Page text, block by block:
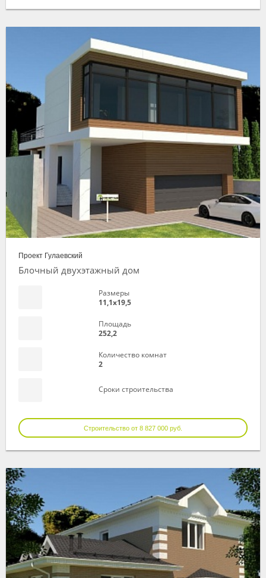
Проект Гулаевский
Блочный двухэтажный дом
Размеры
11,1х19,5
Площадь
252,2
Количество комнат
2
Сроки строительства
Строительство от 8 827 000 руб.